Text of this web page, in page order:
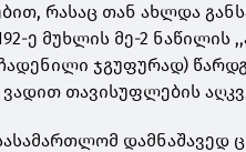
რასაც თან ახლდა
ე მუხლის მე-2 ნაწილის
ჩადენილი ჯგუფურად)
ვადით თავისუფლების
დამნაშავედ